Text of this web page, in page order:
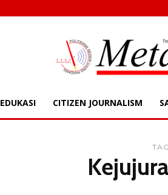
EDUKASI CITIZEN JOURNALISM
TAG